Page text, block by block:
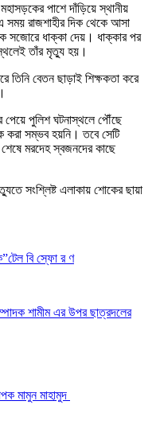
পাশে দাঁড়িয়ে স্থানীয়
সময় রাজশাহীর দিক থেকে আসা
সজোরে ধাক্কা দেয়। ধাক্কার পর
তাঁর মৃত্যু হয়।
তিনি বেতন ছাড়াই শিক্ষকতা করে
পেয়ে পুলিশ ঘটনাস্থলে পৌঁছে
করা সম্ভব হয়নি। তবে সেটি
মরদেহ স্বজনদের কাছে
সংশ্লিষ্ট এলাকায় শোকের ছায়া
বি স্ফো র ণ
শামীম এর উপর ছাত্রদলের
মামুন মাহামুদ